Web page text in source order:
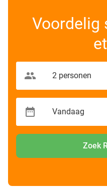
Voordelig
Zoek